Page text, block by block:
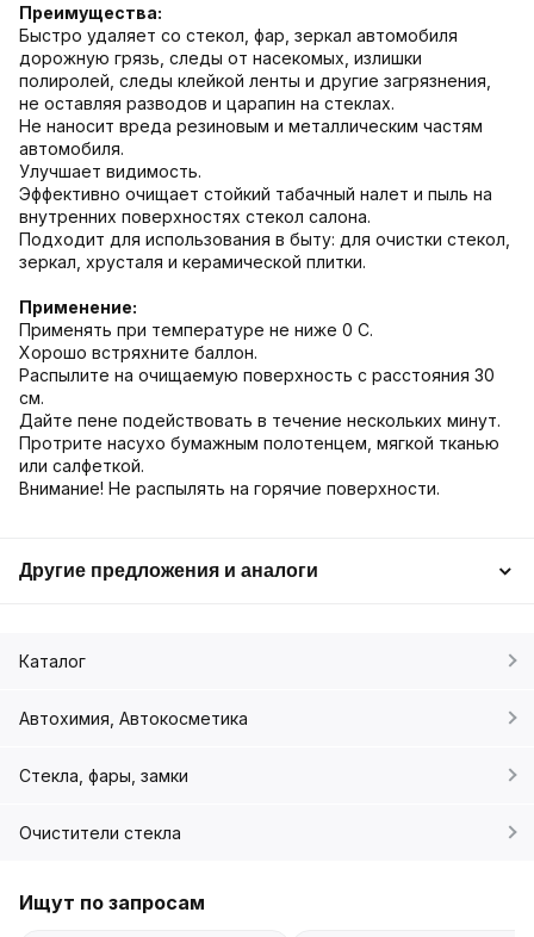
Преимущества:
Быстро удаляет со стекол, фар, зеркал автомобиля
дорожную грязь, следы от насекомых, излишки
полиролей, следы клейкой ленты и другие загрязнения,
не оставляя разводов и царапин на стеклах.
Не наносит вреда резиновым и металлическим частям
автомобиля.
Улучшает видимость.
Эффективно очищает стойкий табачный налет и пыль на
внутренних поверхностях стекол салона.
Подходит для использования в быту: для очистки стекол,
зеркал, хрусталя и керамической плитки.
Применение:
Применять при температуре не ниже 0 С.
Хорошо встряхните баллон.
Распылите на очищаемую поверхность с расстояния 30
см.
Дайте пене подействовать в течение нескольких минут.
Протрите насухо бумажным полотенцем, мягкой тканью
или салфеткой.
Внимание! Не распылять на горячие поверхности.
Другие предложения и аналоги
Каталог
Автохимия, Автокосметика
Стекла, фары, замки
Очистители стекла
Ищут по запросам